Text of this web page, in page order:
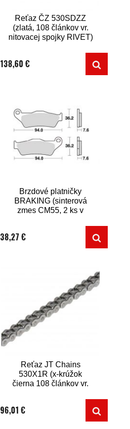
Reťaz ČZ 530SDZZ
(zlatá, 108 článkov vr.
nitovacej spojky RIVET)
138,60 €
Brzdové platničky
BRAKING (sinterová
zmes CM55, 2 ks v
38,27 €
Reťaz JT Chains
530X1R (x-krúžok
čierna 108 článkov vr.
96,01 €